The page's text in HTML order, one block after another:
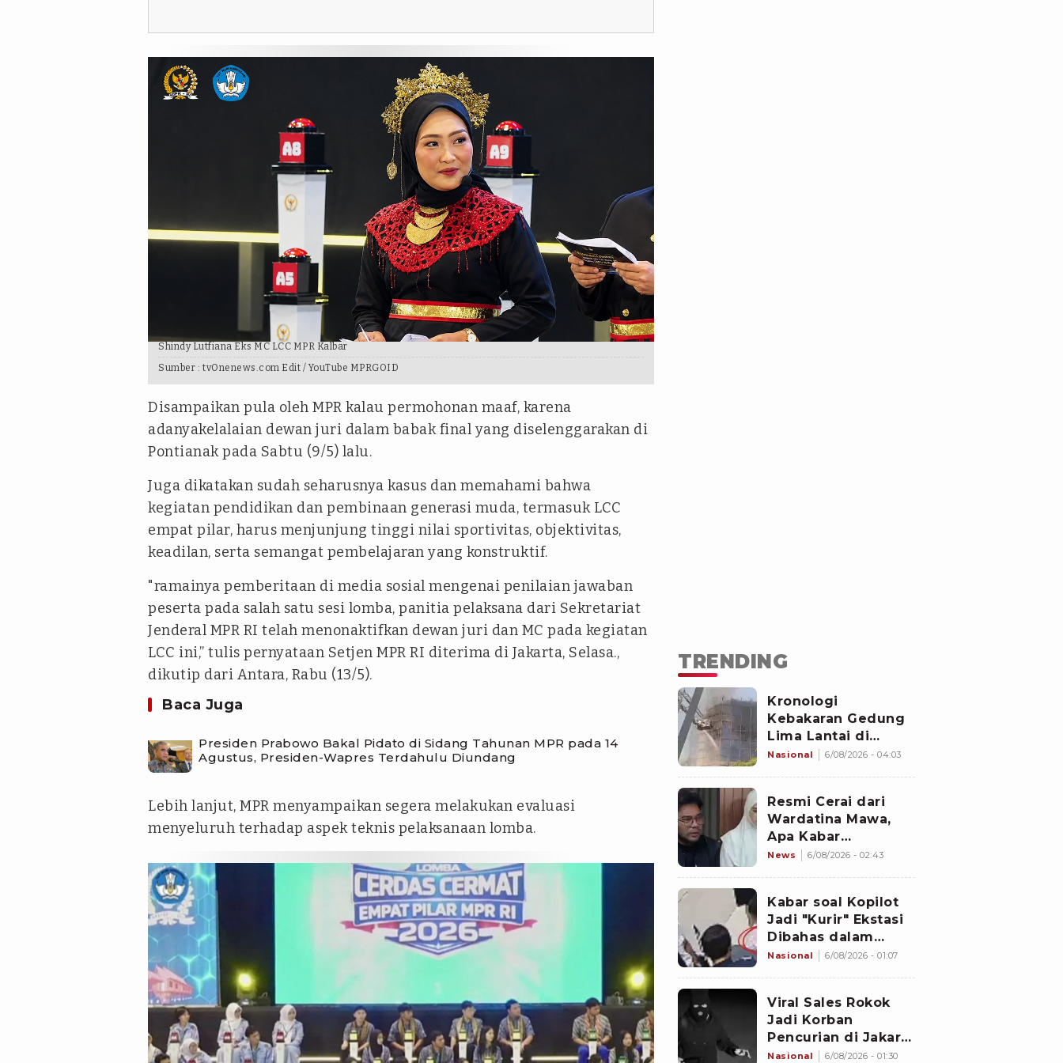
Shindy Lutfiana Eks MC LCC MPR Kalbar
Sumber : tvOnenews.com Edit / YouTube MPRGOID
Disampaikan pula oleh MPR kalau permohonan maaf, karena
adanyakelalaian dewan juri dalam babak final yang diselenggarakan di
Pontianak pada Sabtu (9/5) lalu.
Juga dikatakan sudah seharusnya kasus dan memahami bahwa
kegiatan pendidikan dan pembinaan generasi muda, termasuk LCC
empat pilar, harus menjunjung tinggi nilai sportivitas, objektivitas,
keadilan, serta semangat pembelajaran yang konstruktif.
"ramainya pemberitaan di media sosial mengenai penilaian jawaban
peserta pada salah satu sesi lomba, panitia pelaksana dari Sekretariat
Jenderal MPR RI telah menonaktifkan dewan juri dan MC pada kegiatan
LCC ini,” tulis pernyataan Setjen MPR RI diterima di Jakarta, Selasa.,
dikutip dari Antara, Rabu (13/5).
Baca Juga
Presiden Prabowo Bakal Pidato di Sidang Tahunan MPR pada 14
Agustus, Presiden-Wapres Terdahulu Diundang
Lebih lanjut, MPR menyampaikan segera melakukan evaluasi
menyeluruh terhadap aspek teknis pelaksanaan lomba.
TRENDING
Kronologi
Kebakaran Gedung
Lima Lantai di
Cikini, Sempat Coba
Nasional 6/08/2026 - 04:03
Resmi Cerai dari
Wardatina Mawa,
Apa Kabar
Hubungan Asmara
News 6/08/2026 - 02:43
Kabar soal Kopilot
Jadi "Kurir" Ekstasi
Dibahas dalam
Rapat Kabinet
Nasional 6/08/2026 - 01:07
Viral Sales Rokok
Jadi Korban
Pencurian di Jakarta
Barat, Sejumlah
Nasional 6/08/2026 - 01:30